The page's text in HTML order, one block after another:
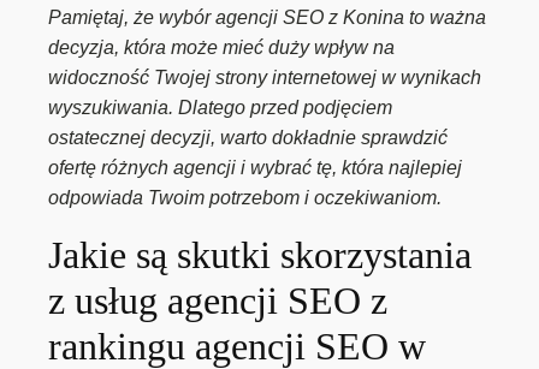
Pamiętaj, że wybór agencji SEO z Konina to ważna
decyzja, która może mieć duży wpływ na
widoczność Twojej strony internetowej w wynikach
wyszukiwania. Dlatego przed podjęciem
ostatecznej decyzji, warto dokładnie sprawdzić
ofertę różnych agencji i wybrać tę, która najlepiej
odpowiada Twoim potrzebom i oczekiwaniom.
Jakie są skutki skorzystania
z usług agencji SEO z
rankingu agencji SEO w